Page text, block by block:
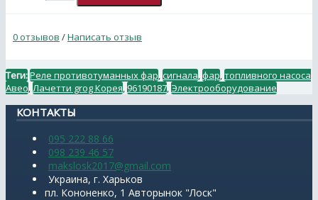
0 отзывов /Написать отзыв
Теги:Реле противотуманных фар сигнала фар топливного насоса
Авео Лачетти grog Корея 96190187 Электрооборудование
КОНТАКТЫ
095 222 88 66
098 239 46 57
makslosk2017@gmail.com
Украина, г. Харьков
пл. Кононенко, 1 Авторынок "Лоск"